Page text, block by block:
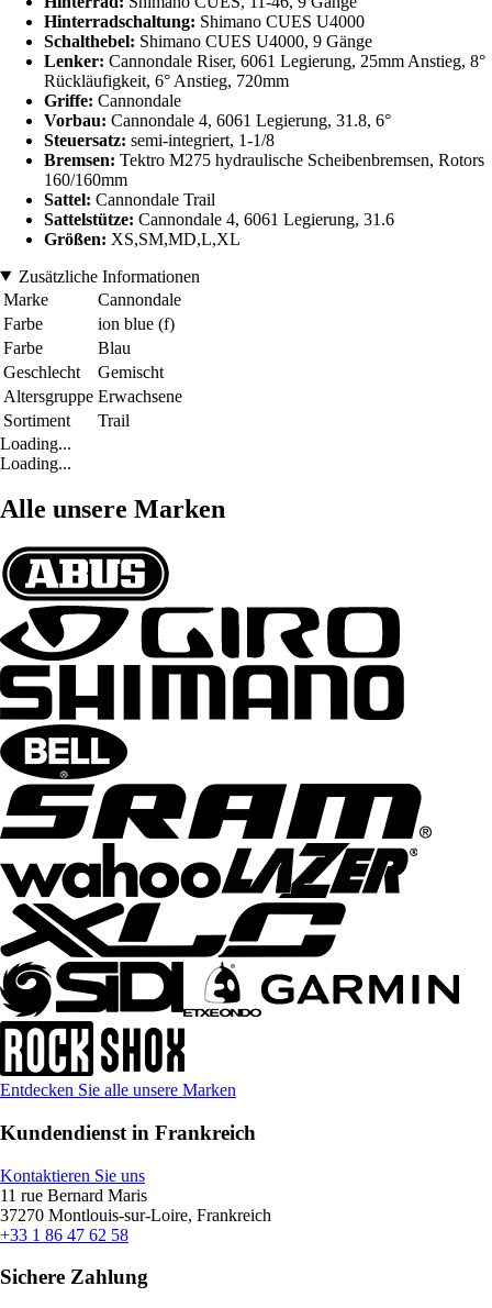
Hinterradschaltung: Shimano CUES U4000
Schalthebel: Shimano CUES U4000, 9 Gänge
Lenker: Cannondale Riser, 6061 Legierung, 25mm Anstieg, 8°
Rückläufigkeit, 6° Anstieg, 720mm
Griffe: Cannondale
Vorbau: Cannondale 4, 6061 Legierung, 31.8, 6°
Steuersatz: semi-integriert, 1-1/8
Bremsen: Tektro M275 hydraulische Scheibenbremsen, Rotors
160/160mm
Sattel: Cannondale Trail
Sattelstütze: Cannondale 4, 6061 Legierung, 31.6
Größen: XS,SM,MD,L,XL
Zusätzliche Informationen
Marke
Cannondale
Farbe
ion blue (f)
Farbe
Blau
Geschlecht
Gemischt
Altersgruppe Erwachsene
Sortiment
Trail
Loading...
Loading...
Alle unsere Marken
Entdecken Sie alle unsere Marken
Kundendienst in Frankreich
Kontaktieren Sie uns
11 rue Bernard Maris
37270 Montlouis-sur-Loire, Frankreich
+33 1 86 47 62 58
Sichere Zahlung